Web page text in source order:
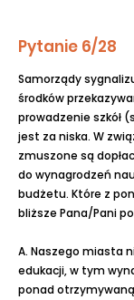
Pytanie 6/28
Samorządy
środków
prowadzenie szkół
jest za niska. W
zmuszone są
do wynagrodzeń
budżetu. Które z
bliższe Pana/Pani
A. Naszego miasta
edukacji, w tym
ponad